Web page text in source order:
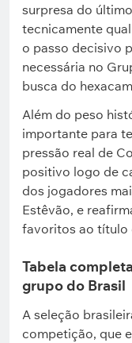
surpresa do
tecnicamente
o passo decisivo
necessária no
busca do
Além do peso
importante para
pressão real de
positivo logo de
dos jogadores
Estêvão, e
favoritos ao título
Tabela
grupo do Brasil
A seleção
competição, que